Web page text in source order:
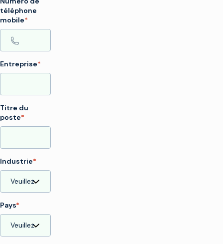
téléphone
mobile*
Entreprise*
Titre du
poste*
Industrie*
Pays*